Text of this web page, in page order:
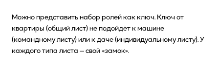
Можно представить набор ролей как ключ. Ключ от
квартиры (общий лист) не подойдёт к машине
(командному листу) или к даче (индивидуальному листу). У
каждого типа листа — свой «замок».